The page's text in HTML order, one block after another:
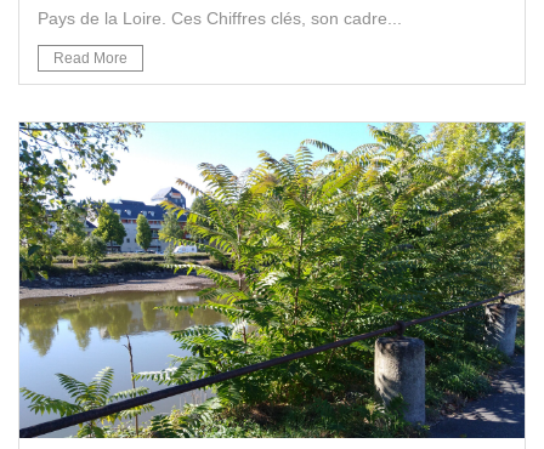
Pays de la Loire. Ces Chiffres clés, son cadre...
Read More